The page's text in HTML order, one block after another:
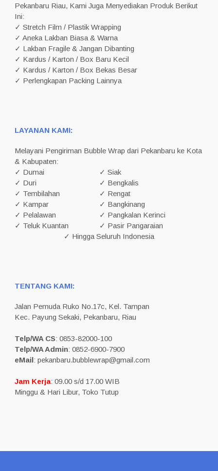
Pekanbaru Riau, Kami Juga Menyediakan Produk Berikut
Ini:
✓ Stretch Film / Plastik Wrapping
✓ Aneka Lakban Biasa & Warna
✓ Lakban Fragile & Jangan Dibanting
✓ Kardus / Karton / Box Baru Kecil
✓ Kardus / Karton / Box Bekas Besar
✓ Perlengkapan Packing Lainnya
LAYANAN KAMI:
Melayani Pengiriman Bubble Wrap dari Pekanbaru ke Kota
& Kabupaten:
✓ Dumai
✓ Siak
✓ Duri
✓ Bengkalis
✓ Tembilahan
✓ Rengat
✓ Kampar
✓ Bangkinang
✓ Pelalawan
✓ Pangkalan Kerinci
✓ Teluk Kuantan
✓ Pasir Pangaraian
✓ Hingga Seluruh Indonesia
TENTANG KAMI:
Jalan Pemuda Ruko No.17c, Kel. Tampan
Kec. Payung Sekaki, Pekanbaru, Riau
Telp/WA CS: 0853-82000-100
Telp/WA Admin: 0852-6900-7900
eMail: pekanbaru.bubblewrap@gmail.com
Jam Kerja: 09.00 s/d 17.00 WIB
Minggu & Hari Libur, Toko Tutup